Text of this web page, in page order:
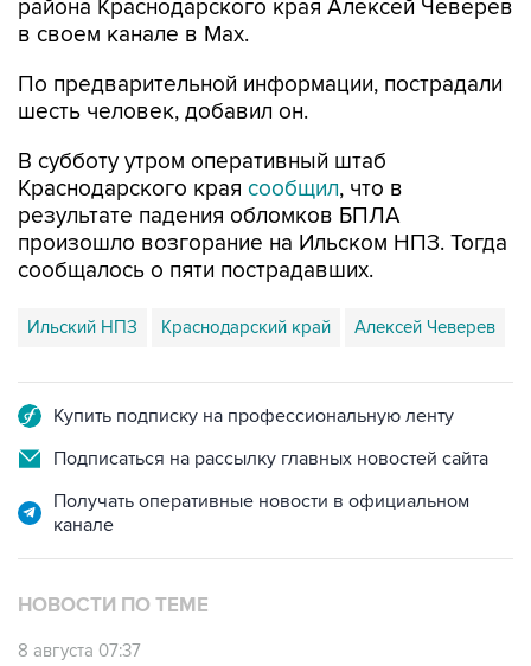
По предварительной информации, пострадали
В субботу утром оперативный штаб
результате падения обломков БПЛА
произошло возгорание на Ильском НПЗ. Тогда
сообщалось о пяти пострадавших.
Ильский НПЗ Краснодарский край Алексей Чеверев
Подписаться на рассылку главных новостей сайта
Получать оперативные новости в официальном
НОВОСТИ ПО ТЕМЕ
8 августа 07:37
после падения обломков БПЛА